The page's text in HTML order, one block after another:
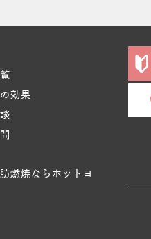
効果
燃焼ならホットヨ